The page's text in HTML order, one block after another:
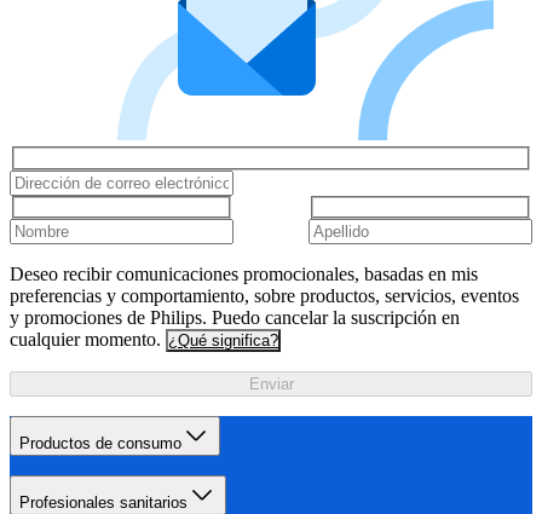
Deseo recibir comunicaciones promocionales, basadas en mis
preferencias y comportamiento, sobre productos, servicios, eventos
y promociones de Philips. Puedo cancelar la suscripción en
cualquier momento. ¿Qué significa?
Enviar
Productos de consumo
Profesionales sanitarios